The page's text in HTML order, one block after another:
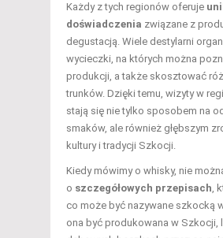
Każdy z tych regionów oferuje
doświadczenia związane z
degustacją. Wiele destylarni
wycieczki, na których można
produkcji, a także skosztować
trunków. Dzięki temu, wizyty w
stają się nie tylko sposobem na
smaków, ale również głębszym
kultury i tradycji Szkocji.
Kiedy mówimy o whisky, nie
o szczegółowych przepisach,
co może być nazywane szkocką
ona być produkowana w Szkocji,